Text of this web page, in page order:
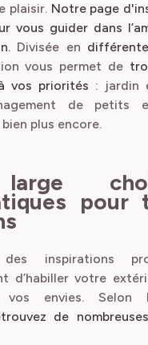
plaisir. Notre page
vous guider dans
Divisée en
vous permet de
vos priorités : jardin
de petits
plus encore.
pour
des inspirations
d’habiller votre
envies. Selon
de